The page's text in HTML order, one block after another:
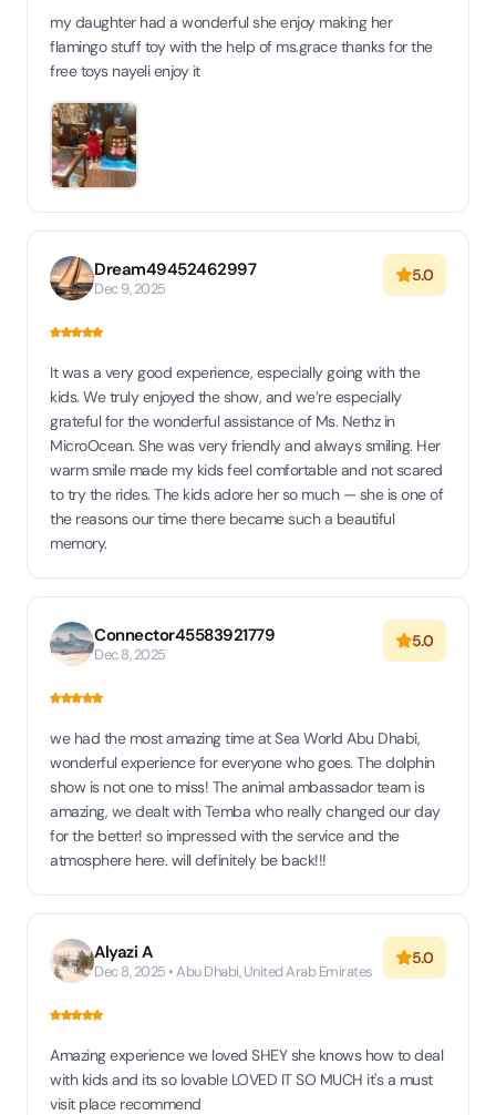
my daughter had a wonderful she enjoy making her
flamingo stuff toy with the help of ms.grace thanks for the
free toys nayeli enjoy it
Dream49452462997
Dec 9, 2025
5.0
It was a very good experience, especially going with the
kids. We truly enjoyed the show, and we’re especially
grateful for the wonderful assistance of Ms. Nethz in
MicroOcean. She was very friendly and always smiling. Her
warm smile made my kids feel comfortable and not scared
to try the rides. The kids adore her so much — she is one of
the reasons our time there became such a beautiful
memory.
Connector45583921779
Dec 8, 2025
5.0
we had the most amazing time at Sea World Abu Dhabi,
wonderful experience for everyone who goes. The dolphin
show is not one to miss! The animal ambassador team is
amazing, we dealt with Temba who really changed our day
for the better! so impressed with the service and the
atmosphere here. will definitely be back!!!
Alyazi A
Dec 8, 2025 • Abu Dhabi, United Arab Emirates
5.0
Amazing experience we loved SHEY she knows how to deal
with kids and its so lovable LOVED IT SO MUCH it's a must
visit place recommend